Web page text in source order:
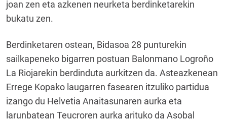
joan zen eta azkenen neurketa berdinketarekin
bukatu zen.
Berdinketaren ostean, Bidasoa 28 punturekin
sailkapeneko bigarren postuan Balonmano Logroño
La Riojarekin berdinduta aurkitzen da. Asteazkenean
Errege Kopako laugarren fasearen itzuliko partidua
izango du Helvetia Anaitasunaren aurka eta
larunbatean Teucroren aurka arituko da Asobal